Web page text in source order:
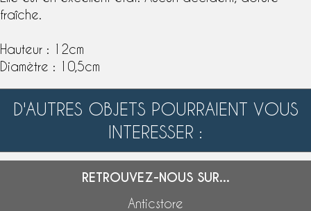
fraîche.
Hauteur : 12cm
Diamètre : 10,5cm
D'AUTRES OBJETS POURRAIENT VOUS
INTERESSER :
RETROUVEZ-NOUS SUR...
Anticstore